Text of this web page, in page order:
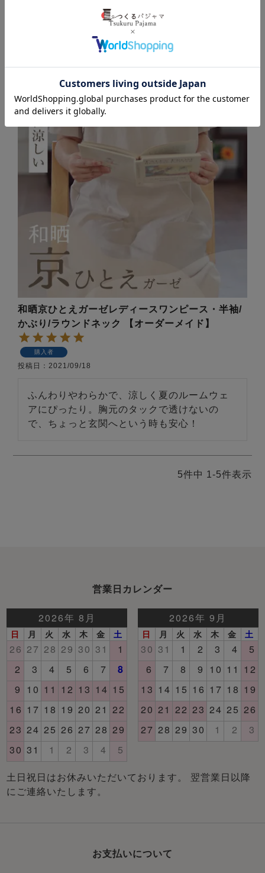
和晒京ひとえガーゼレディースワンピース・半袖/
かぶり/ラウンドネック 【オーダーメイド】
購入者
投稿日 2021/09/18
ふんわりやわらかで、涼しく夏のルームウェ
アにぴったり。胸元のタックで透けないの
で、ちょっと玄関へという時も安心！
5件中 1 -5件表示
営業日カレンダー
土日祝日はお休みいただいております。 翌営業日以降
にご連絡いたします。
お支払いについて